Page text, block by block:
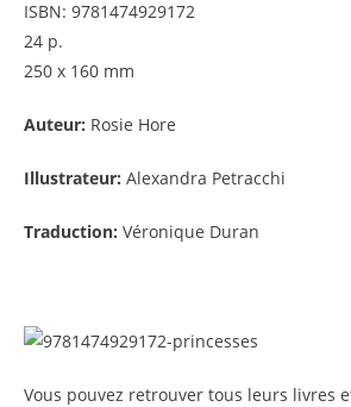
ISBN: 9781474929172
24 p.
250 x 160 mm
Auteur: Rosie Hore
Illustrateur: Alexandra Petracchi
Traduction: Véronique Duran
Vous pouvez retrouver tous leurs livres